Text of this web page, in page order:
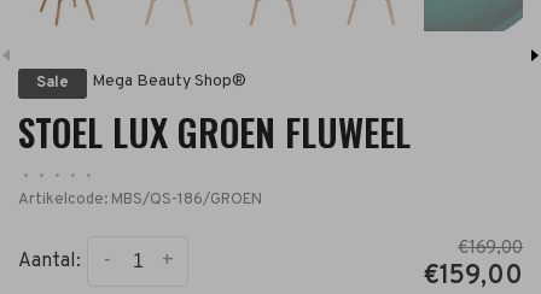
Sale Mega Beauty Shop®
STOEL LUX GROEN FLUWEEL
• • • •
•
Artikelcode: MBS/QS-186/GROEN
Aantal: +
-
€169,00
€159,00